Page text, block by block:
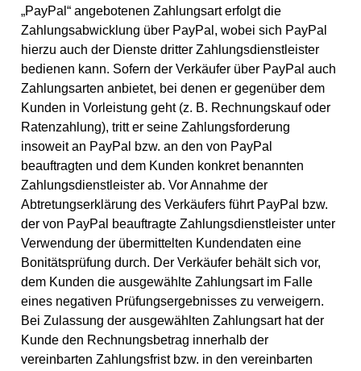
„PayPal“ angebotenen Zahlungsart erfolgt die
Zahlungsabwicklung über PayPal, wobei sich PayPal
hierzu auch der Dienste dritter Zahlungsdienstleister
bedienen kann. Sofern der Verkäufer über PayPal auch
Zahlungsarten anbietet, bei denen er gegenüber dem
Kunden in Vorleistung geht (z. B. Rechnungskauf oder
Ratenzahlung), tritt er seine Zahlungsforderung
insoweit an PayPal bzw. an den von PayPal
beauftragten und dem Kunden konkret benannten
Zahlungsdienstleister ab. Vor Annahme der
Abtretungserklärung des Verkäufers führt PayPal bzw.
der von PayPal beauftragte Zahlungsdienstleister unter
Verwendung der übermittelten Kundendaten eine
Bonitätsprüfung durch. Der Verkäufer behält sich vor,
dem Kunden die ausgewählte Zahlungsart im Falle
eines negativen Prüfungsergebnisses zu verweigern.
Bei Zulassung der ausgewählten Zahlungsart hat der
Kunde den Rechnungsbetrag innerhalb der
vereinbarten Zahlungsfrist bzw. in den vereinbarten